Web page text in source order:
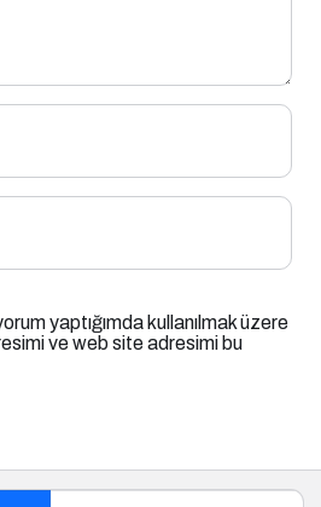
yaptığımda kullanılmak üzere
ve web site adresimi bu